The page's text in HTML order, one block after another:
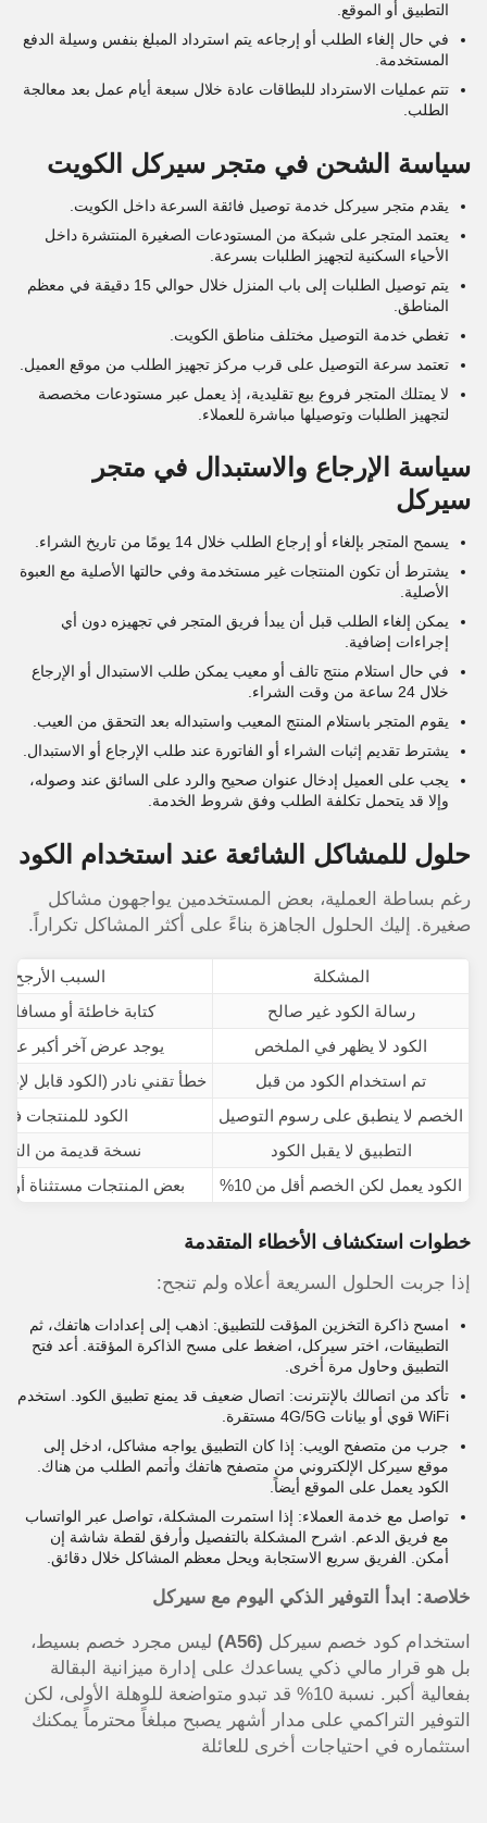
التطبيق أو الموقع.
في حال إلغاء الطلب أو إرجاعه يتم استرداد المبلغ بنفس وسيلة الدفع
المستخدمة.
تتم عمليات الاسترداد للبطاقات عادة خلال سبعة أيام عمل بعد معالجة
الطلب.
سياسة الشحن في متجر سيركل الكويت
يقدم متجر سيركل خدمة توصيل فائقة السرعة داخل الكويت.
يعتمد المتجر على شبكة من المستودعات الصغيرة المنتشرة داخل
الأحياء السكنية لتجهيز الطلبات بسرعة.
يتم توصيل الطلبات إلى باب المنزل خلال حوالي 15 دقيقة في معظم
المناطق.
تغطي خدمة التوصيل مختلف مناطق الكويت.
تعتمد سرعة التوصيل على قرب مركز تجهيز الطلب من موقع العميل.
لا يمتلك المتجر فروع بيع تقليدية، إذ يعمل عبر مستودعات مخصصة
لتجهيز الطلبات وتوصيلها مباشرة للعملاء.
سياسة الإرجاع والاستبدال في متجر
سيركل
يسمح المتجر بإلغاء أو إرجاع الطلب خلال 14 يومًا من تاريخ الشراء.
يشترط أن تكون المنتجات غير مستخدمة وفي حالتها الأصلية مع العبوة
الأصلية.
يمكن إلغاء الطلب قبل أن يبدأ فريق المتجر في تجهيزه دون أي
إجراءات إضافية.
في حال استلام منتج تالف أو معيب يمكن طلب الاستبدال أو الإرجاع
خلال 24 ساعة من وقت الشراء.
يقوم المتجر باستلام المنتج المعيب واستبداله بعد التحقق من العيب.
يشترط تقديم إثبات الشراء أو الفاتورة عند طلب الإرجاع أو الاستبدال.
يجب على العميل إدخال عنوان صحيح والرد على السائق عند وصوله،
وإلا قد يتحمل تكلفة الطلب وفق شروط الخدمة.
حلول للمشاكل الشائعة عند استخدام الكود
رغم بساطة العملية، بعض المستخدمين يواجهون مشاكل
صغيرة. إليك الحلول الجاهزة بناءً على أكثر المشاكل تكراراً.
المشكلة
السبب الأرجح
رسالة الكود غير صالح
كتابة خاطئة أو مسافات
الكود لا يظهر في الملخص
يوجد عرض آخر أكبر على
تم استخدام الكود من قبل
خطأ تقني نادر (الكود قابل
الخصم لا ينطبق على رسوم التوصيل
الكود للمنتجات
التطبيق لا يقبل الكود
نسخة قديمة من
الكود يعمل لكن الخصم أقل من 10%
بعض المنتجات مستثناة أو
خطوات استكشاف الأخطاء المتقدمة
إذا جربت الحلول السريعة أعلاه ولم تنجح:
امسح ذاكرة التخزين المؤقت للتطبيق: اذهب إلى إعدادات هاتفك، ثم
التطبيقات، اختر سيركل، اضغط على مسح الذاكرة المؤقتة. أعد فتح
التطبيق وحاول مرة أخرى.
تأكد من اتصالك بالإنترنت: اتصال ضعيف قد يمنع تطبيق الكود. استخدم
WiFi قوي أو بيانات 4G/5G مستقرة.
جرب من متصفح الويب: إذا كان التطبيق يواجه مشاكل، ادخل إلى
موقع سيركل الإلكتروني من متصفح هاتفك وأتمم الطلب من هناك.
الكود يعمل على الموقع أيضاً.
تواصل مع خدمة العملاء: إذا استمرت المشكلة، تواصل عبر الواتساب
مع فريق الدعم. اشرح المشكلة بالتفصيل وأرفق لقطة شاشة إن
أمكن. الفريق سريع الاستجابة ويحل معظم المشاكل خلال دقائق.
خلاصة: ابدأ التوفير الذكي اليوم مع سيركل
استخدام كود خصم سيركل (A56)
ليس مجرد خصم بسيط،
بل هو قرار مالي ذكي يساعدك على إدارة ميزانية البقالة
بفعالية أكبر. نسبة 10% قد تبدو متواضعة للوهلة الأولى، لكن
التوفير التراكمي على مدار أشهر يصبح مبلغاً محترماً يمكنك
استثماره في احتياجات أخرى للعائلة